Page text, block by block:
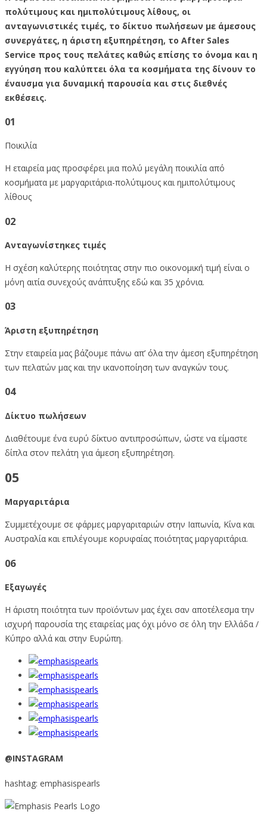
πολύτιμους και ημιπολύτιμους λίθους, οι
ανταγωνιστικές τιμές, το δίκτυο πωλήσεων με άμεσους
συνεργάτες, η άριστη εξυπηρέτηση, το After Sales
Service προς τους πελάτες καθώς επίσης το όνομα και η
εγγύηση που καλύπτει όλα τα κοσμήματα της δίνουν το
έναυσμα για δυναμική παρουσία και στις διεθνές
εκθέσεις.
01
Ποικιλία
Η εταιρεία μας προσφέρει μια πολύ μεγάλη ποικιλία από
κοσμήματα με μαργαριτάρια-πολύτιμους και ημιπολύτιμους
λίθους
02
Ανταγωνίστηκες τιμές
Η σχέση καλύτερης ποιότητας στην πιο οικονομική τιμή είναι ο
μόνη αιτία συνεχούς ανάπτυξης εδώ και 35 χρόνια.
03
Άριστη εξυπηρέτηση
Στην εταιρεία μας βάζουμε πάνω απ’ όλα την άμεση εξυπηρέτηση
των πελατών μας και την ικανοποίηση των αναγκών τους.
04
Δίκτυο πωλήσεων
Διαθέτουμε ένα ευρύ δίκτυο αντιπροσώπων, ώστε να είμαστε
δίπλα στον πελάτη για άμεση εξυπηρέτηση.
05
Μαργαριτάρια
Συμμετέχουμε σε φάρμες μαργαριταριών στην Ιαπωνία, Κίνα και
Αυστραλία και επιλέγουμε κορυφαίας ποιότητας μαργαριτάρια.
06
Εξαγωγές
Η άριστη ποιότητα των προϊόντων μας έχει σαν αποτέλεσμα την
ισχυρή παρουσία της εταιρείας μας όχι μόνο σε όλη την Ελλάδα /
Κύπρο αλλά και στην Ευρώπη.
@INSTAGRAM
hashtag: emphasispearls